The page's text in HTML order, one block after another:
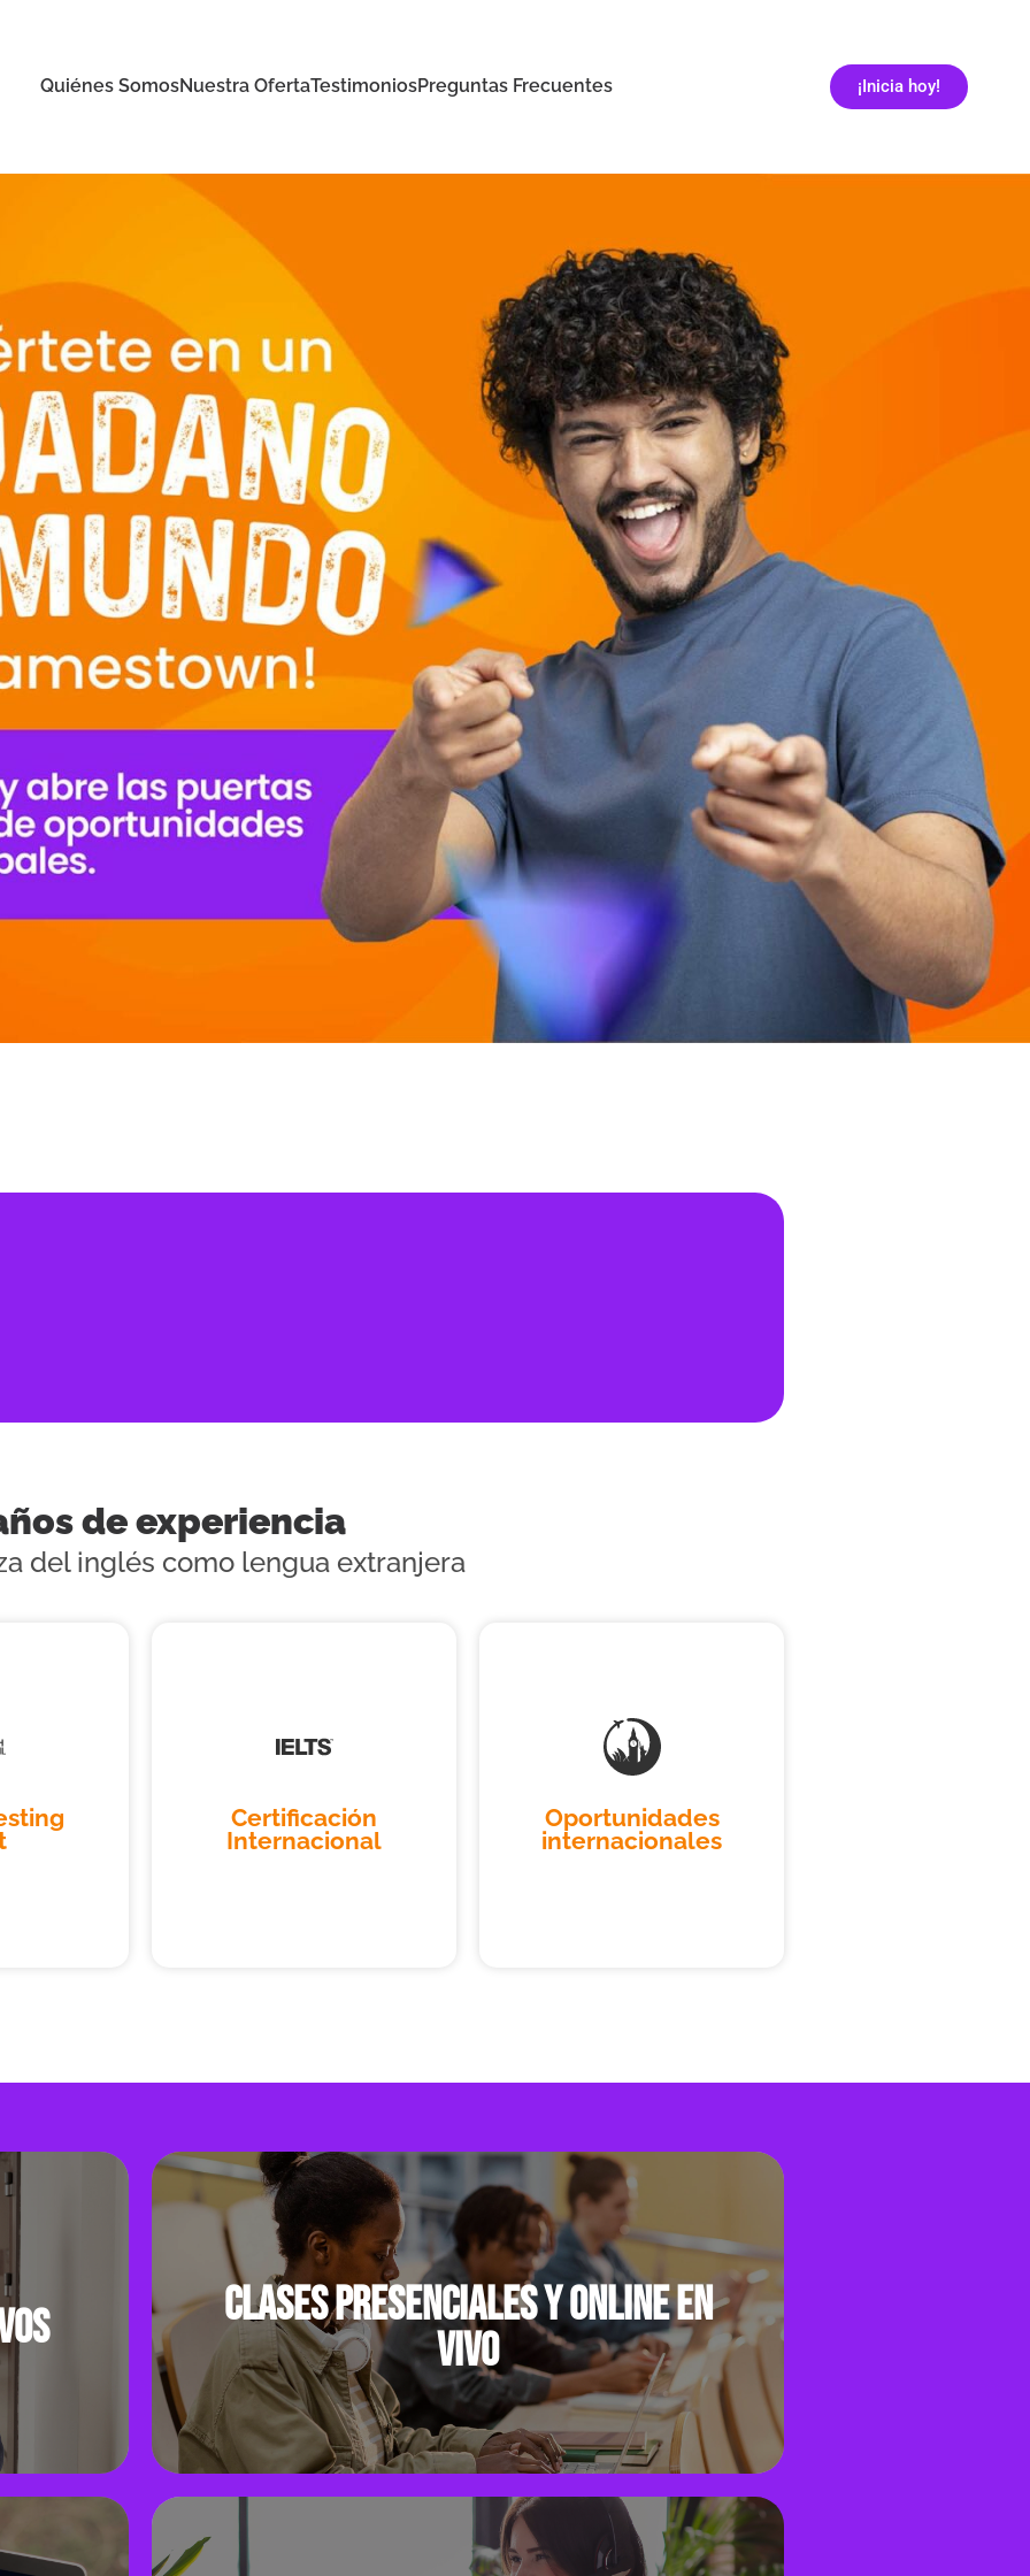
Quiénes SomosNuestra OfertaTestimoniosPreguntas Frecuentes ¡Inicia hoy!
de experiencia
del inglés como lengua extranjera
nos
a la
altos
en
Certificación
Internacional
que obtendrás acceso a
un universo lleno de
oportunidades.
Oportunidades
internacionales
algunas de las más
universidades en el Reino
Unido, Estados Unidos y
Australia. Con más de
1000 programas de
pregrado y posgrado
Clases presenciales y online en
vivo